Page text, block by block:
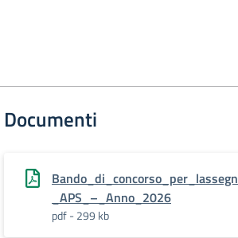
Documenti
_APS_–_Anno_2026
pdf - 299 kb